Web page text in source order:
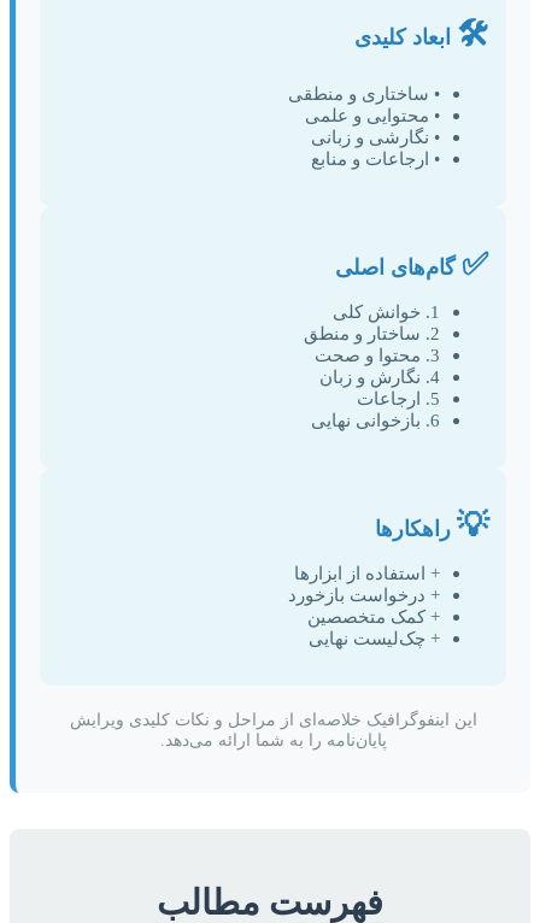
🛠️ ابعاد کلیدی
• ساختاری و منطقی
• محتوایی و علمی
• نگارشی و زبانی
• ارجاعات و منابع
✅ گام‌های اصلی
1. خوانش کلی
2. ساختار و منطق
3. محتوا و صحت
4. نگارش و زبان
5. ارجاعات
6. بازخوانی نهایی
💡 راهکارها
+ استفاده از ابزارها
+ درخواست بازخورد
+ کمک متخصصین
+ چک‌لیست نهایی
این اینفوگرافیک خلاصه‌ای از مراحل و نکات کلیدی ویرایش
پایان‌نامه را به شما ارائه می‌دهد.
فهرست مطالب